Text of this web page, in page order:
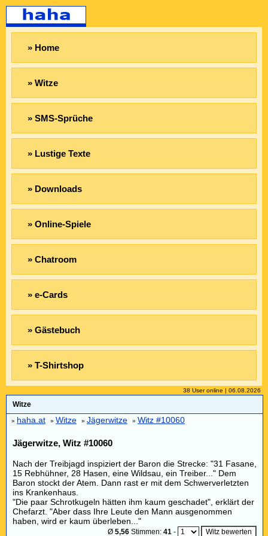
» Home
» Witze
» SMS-Sprüche
» Lustige Texte
» Downloads
» Online-Spiele
» Chatroom
» e-Cards
» Gästebuch
» T-Shirtshop
38 User online | 06.08.2026
Witze
» haha.at » Witze » Jägerwitze » Witz #10060
Jägerwitze, Witz #10060
Nach der Treibjagd inspiziert der Baron die Strecke: "31 Fasane,
15 Rebhühner, 28 Hasen, eine Wildsau, ein Treiber..." Dem
Baron stockt der Atem. Dann rast er mit dem Schwerverletzten
ins Krankenhaus.
"Die paar Schrotkugeln hätten ihm kaum geschadet", erklärt der
Chefarzt. "Aber dass Ihre Leute den Mann ausgenommen
haben, wird er kaum überleben..."
Ø 5,56 Stimmen: 41 -